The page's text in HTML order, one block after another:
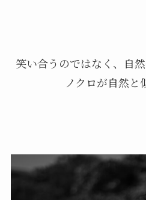
笑い合うのではなく、自
ノクロが自然と